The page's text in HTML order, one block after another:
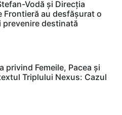
Vodă și Direcția
Frontieră au desfășurat o
destinată
privind Femeile, Pacea și
Triplului Nexus: Cazul